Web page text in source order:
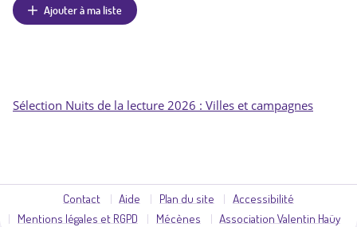
Ajouter à ma liste
Sélection Nuits de la lecture 2026 : Villes et campagnes
Contact Aide Plan du site
Accessibilité
Mentions légales et RGPD
Mécènes Association Valentin Haüy